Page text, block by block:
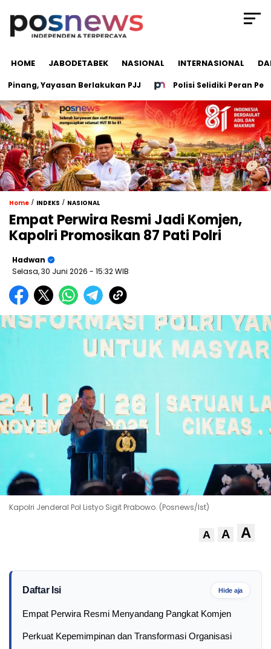
HOME JABODETABEK NASIONAL INTERNASIONAL
Yayasan Berlakukan PJJ Polisi Selidiki Peran
Home / INDEKS / NASIONAL
Empat Perwira Resmi Jadi Komjen,
Kapolri Promosikan 87 Pati Polri
Hadwan
Selasa, 30 Juni 2026 - 15:32 WIB
Kapolri Jenderal Pol Listyo Sigit Prabowo. (Posnews/Ist)
A A A
Daftar Isi Hide aja
Empat Perwira Resmi Menyandang Pangkat Komjen
Perkuat Kepemimpinan dan Transformasi Organisasi